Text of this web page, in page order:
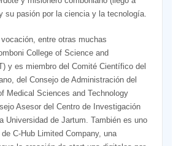
su pasión por la ciencia y la tecnología.
entre otras muchas
College of Science and
y es miembro del Comité Científico del
del Consejo de Administración del
Medical Sciences and Technology
Asesor del Centro de Investigación
Universidad de Jartum. También es uno
C-Hub Limited Company, una